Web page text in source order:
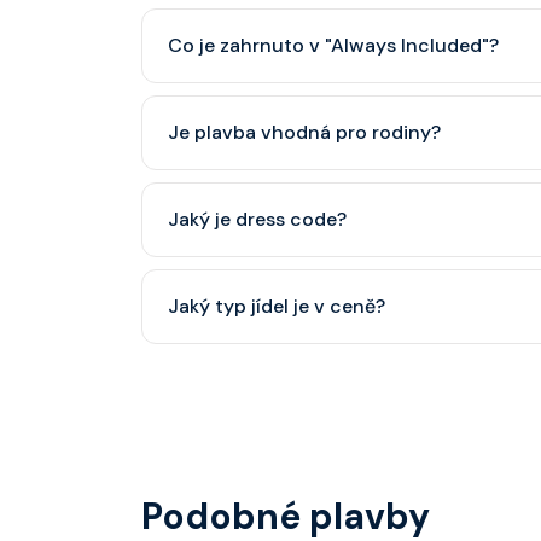
Co je zahrnuto v "Always Included"?
Je plavba vhodná pro rodiny?
dětský klub (od 3 let).
Jaký je dress code?
smoking.
Jaký typ jídel je v ceně?
Podobné plavby